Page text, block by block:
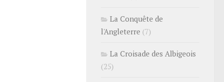
La Conquête de
l'Angleterre (7)
La Croisade des Albigeois
(25)